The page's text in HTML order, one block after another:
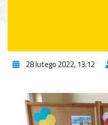
28 lutego 2022, 13:12